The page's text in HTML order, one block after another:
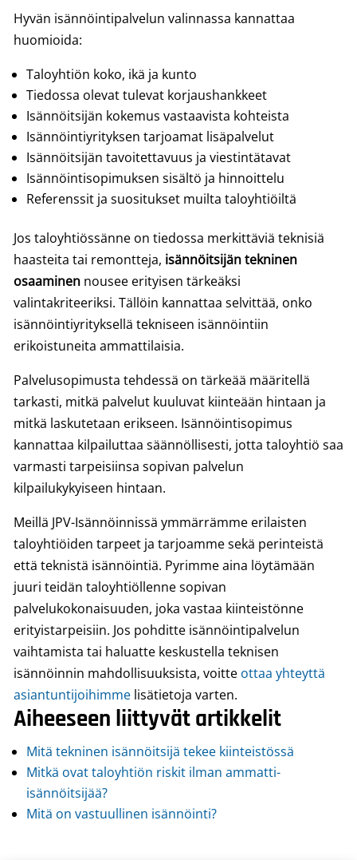
Hyvän isännöintipalvelun valinnassa kannattaa
huomioida:
Taloyhtiön koko, ikä ja kunto
Tiedossa olevat tulevat korjaushankkeet
Isännöitsijän kokemus vastaavista kohteista
Isännöintiyrityksen tarjoamat lisäpalvelut
Isännöitsijän tavoitettavuus ja viestintätavat
Isännöintisopimuksen sisältö ja hinnoittelu
Referenssit ja suositukset muilta taloyhtiöiltä
Jos taloyhtiössänne on tiedossa merkittäviä teknisiä
haasteita tai remontteja, isännöitsijän tekninen
osaaminen nousee erityisen tärkeäksi
valintakriteeriksi. Tällöin kannattaa selvittää, onko
isännöintiyrityksellä tekniseen isännöintiin
erikoistuneita ammattilaisia.
Palvelusopimusta tehdessä on tärkeää määritellä
tarkasti, mitkä palvelut kuuluvat kiinteään hintaan ja
mitkä laskutetaan erikseen. Isännöintisopimus
kannattaa kilpailuttaa säännöllisesti, jotta taloyhtiö saa
varmasti tarpeisiinsa sopivan palvelun
kilpailukykyiseen hintaan.
Meillä JPV-Isännöinnissä ymmärrämme erilaisten
taloyhtiöiden tarpeet ja tarjoamme sekä perinteistä
että teknistä isännöintiä. Pyrimme aina löytämään
juuri teidän taloyhtiöllenne sopivan
palvelukokonaisuuden, joka vastaa kiinteistönne
erityistarpeisiin. Jos pohditte isännöintipalvelun
vaihtamista tai haluatte keskustella teknisen
isännöinnin mahdollisuuksista, voitte ottaa yhteyttä
asiantuntijoihimme lisätietoja varten.
Aiheeseen liittyvät artikkelit
Mitä tekninen isännöitsijä tekee kiinteistössä
Mitkä ovat taloyhtiön riskit ilman ammatti-
isännöitsijää?
Mitä on vastuullinen isännöinti?